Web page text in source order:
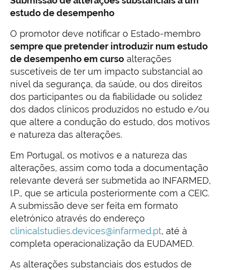
estudo de desempenho
O promotor deve notificar o Estado-membro
sempre que pretender introduzir num estudo
de desempenho em curso alterações
suscetíveis de ter um impacto substancial ao
nível da segurança, da saúde, ou dos direitos
dos participantes ou da fiabilidade ou solidez
dos dados clínicos produzidos no estudo e/ou
que altere a condução do estudo, dos motivos
e natureza das alterações.
Em Portugal, os motivos e a natureza das
alterações, assim como toda a documentação
relevante deverá ser submetida ao INFARMED,
I.P., que se articula posteriormente com a CEIC.
A submissão deve ser feita em formato
eletrónico através do endereço
clinicalstudies.devices@infarmed.pt, até à
completa operacionalização da EUDAMED.
As alterações substanciais dos estudos de